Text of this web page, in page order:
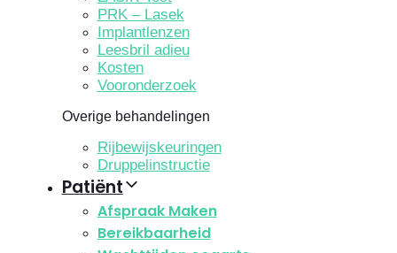
PRK – Lasek
Implantlenzen
Leesbril adieu
Kosten
Vooronderzoek
Overige behandelingen
Rijbewijskeuringen
Druppelinstructie
Patiënt
Afspraak Maken
Bereikbaarheid